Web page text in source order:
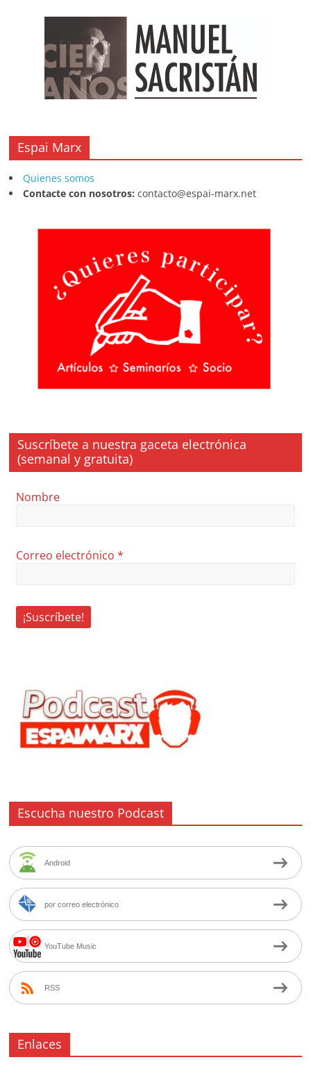
Espai Marx
Quienes somos
Contacte con nosotros: contacto@espai-marx.net
Suscríbete a nuestra gaceta electrónica
(semanal y gratuita)
Nombre
Correo electrónico*
Escucha nuestro Podcast
Android
por correo electrónico
YouTube Music
RSS
Enlaces